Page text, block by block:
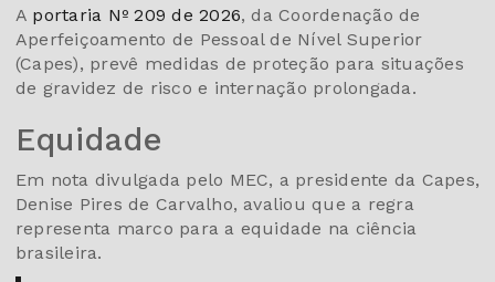
A portaria Nº 209 de 2026, da Coordenação de
Aperfeiçoamento de Pessoal de Nível Superior
(Capes), prevê medidas de proteção para situações
de gravidez de risco e internação prolongada.
Equidade
Em nota divulgada pelo MEC, a presidente da Capes,
Denise Pires de Carvalho, avaliou que a regra
representa marco para a equidade na ciência
brasileira.